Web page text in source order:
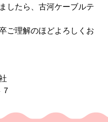
したら、古河ケーブルテ
ご理解のほどよろしくお